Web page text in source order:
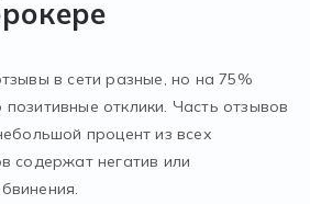
в сети разные, но на 75%
отклики. Часть отзывов
процент из всех
содержат негатив или